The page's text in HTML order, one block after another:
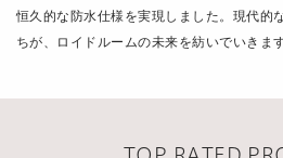
恒久的な防水仕様を実現しました。現代的
ちが、ロイドルームの未来を紡いでいきます